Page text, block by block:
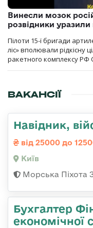
Винесли мозок
розвідники
Пілоти 15-ї бригади
ліс» вполювали рідкісну
ракетного комплексу РФ
ВАКАНСІЇ
Навідник,
від 25000 до
Київ
Морська Піхота
Бухгалтер
економічної